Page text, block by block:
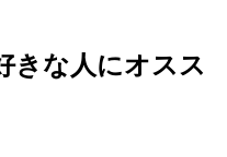
きな人にオスス